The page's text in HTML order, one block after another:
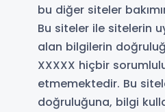
bu diğer siteler
Bu siteler ile sitelerin
alan bilgilerin
XXXXX hiçbir
etmemektedir. Bu
doğruluğuna, bilgi